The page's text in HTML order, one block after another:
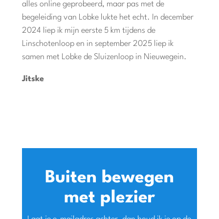
alles online geprobeerd, maar pas met de
begeleiding van Lobke lukte het echt. In december
2024 liep ik mijn eerste 5 km tijdens de
Linschotenloop en in september 2025 liep ik
samen met Lobke de Sluizenloop in Nieuwegein.
Jitske
Buiten bewegen
met plezier